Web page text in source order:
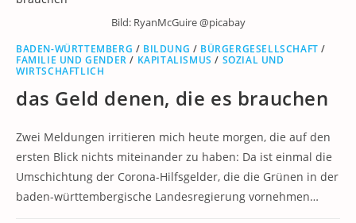
Bild: RyanMcGuire @picabay
BADEN-WÜRTTEMBERG / BILDUNG / BÜRGERGESELLSCHAFT /
FAMILIE UND GENDER / KAPITALISMUS / SOZIAL UND
WIRTSCHAFTLICH
das Geld denen, die es brauchen
Zwei Meldungen irritieren mich heute morgen, die auf den
ersten Blick nichts miteinander zu haben: Da ist einmal die
Umschichtung der Corona-Hilfsgelder, die die Grünen in der
baden-württembergische Landesregierung vornehmen…